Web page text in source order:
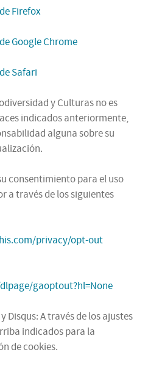
Firefox
Google Chrome
Safari
y Culturas no es
indicados anteriormente,
alguna sobre su
consentimiento para el uso
a través de los siguientes
privacy/opt-out
gaoptout?hl=None
Disqus: A través de los ajustes
indicados para la
de cookies.